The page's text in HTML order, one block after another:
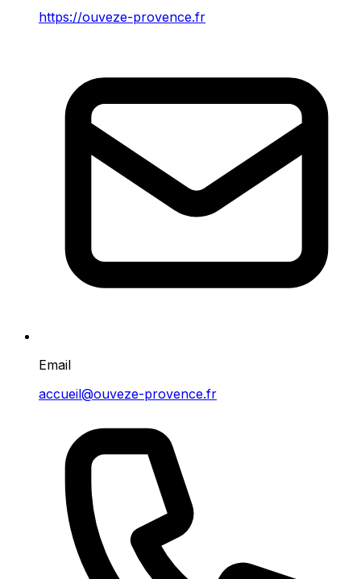
https://ouveze-provence.fr
Email
accueil@ouveze-provence.fr